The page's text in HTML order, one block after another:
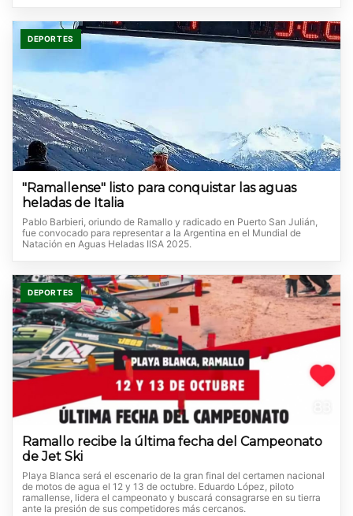
DEPORTES
"Ramallense" listo para conquistar las aguas
heladas de Italia
Pablo Barbieri, oriundo de Ramallo y radicado en Puerto San Julián,
fue convocado para representar a la Argentina en el Mundial de
Natación en Aguas Heladas IISA 2025.
DEPORTES
Ramallo recibe la última fecha del Campeonato
de Jet Ski
Playa Blanca será el escenario de la gran final del certamen nacional
de motos de agua el 12 y 13 de octubre. Eduardo López, piloto
ramallense, lidera el campeonato y buscará consagrarse en su tierra
ante la presión de sus competidores más cercanos.